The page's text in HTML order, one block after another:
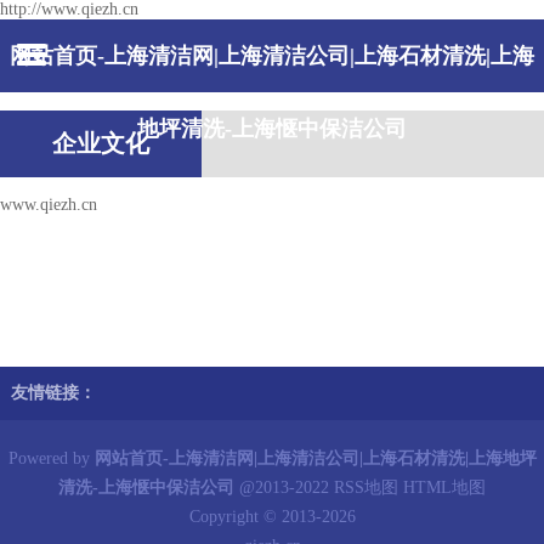
http://www.qiezh.cn
网站首页-上海清洁网|上海清洁公司|上海石材清洗|上海
地坪清洗-上海惬中保洁公司
企业文化
www.qiezh.cn
友情链接：
Powered by 网站首页-上海清洁网|上海清洁公司|上海石材清洗|上海地坪
清洗-上海惬中保洁公司 @2013-2022 RSS地图
HTML地图
Copyright © 2013-2026